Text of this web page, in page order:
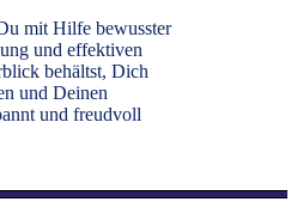
mit Hilfe bewusster
und effektiven
behältst, Dich
und Deinen
und freudvoll